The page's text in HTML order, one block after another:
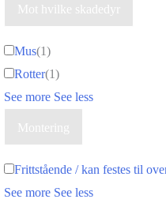
Mot hvilke skadedyr
Mus(1)
Rotter(1)
See more See less
Montering
Frittstående / kan festes til
See more See less